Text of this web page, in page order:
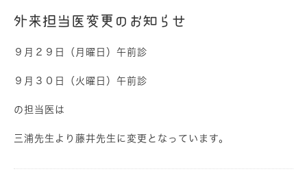
外来担当医変更のお知らせ
９月２９日（月曜日）午前診
９月３０日（火曜日）午前診
の担当医は
三浦先生より藤井先生に変更となっています。